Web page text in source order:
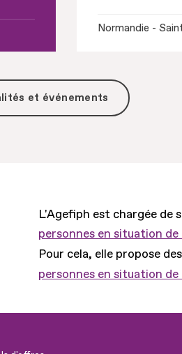
Normandie -
et événements
L'Agefiph est chargée de
personnes en situation de
Pour cela, elle propose
personnes en situation de